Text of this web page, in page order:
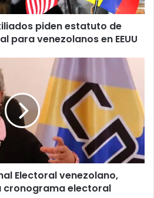
piden estatuto de
para venezolanos en EEUU
Electoral venezolano,
cronograma electoral